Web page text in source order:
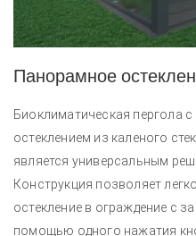
Панорамное
Биоклиматическая пергола
остеклением из каленого
является универсальным
Конструкция позволяет
остекление в ограждение с
помощью одного нажатия